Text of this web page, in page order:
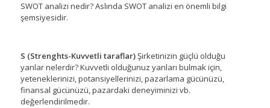
SWOT analizi nedir? Aslında SWOT analizi en önemli bilgi
şemsiyesidir.
S (Strenghts-Kuvvetli taraflar)Şirketinizin güçlü olduğu
yanlar nelerdir? Kuvvetli olduğunuz yanları bulmak için,
yeteneklerinizi, potansiyellerinizi, pazarlama gücünüzü,
finansal gücünüzü, pazardaki deneyiminizi vb.
değerlendirilmedir.